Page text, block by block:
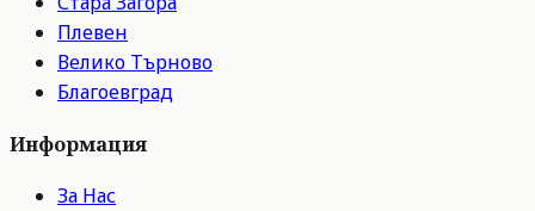
Плевен
Велико Търново
Благоевград
Информация
За Нас